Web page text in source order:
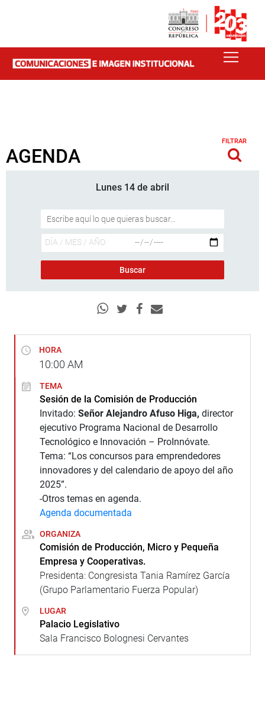
AGENDA
FILTRAR
Lunes 14 de abril
HORA
10:00 AM
TEMA
Sesión de la Comisión de Producción
Invitado: Señor Alejandro Afuso Higa, director
ejecutivo Programa Nacional de Desarrollo
Tecnológico e Innovación – ProInnóvate.
Tema: “Los concursos para emprendedores
innovadores y del calendario de apoyo del año
2025”.
-Otros temas en agenda.
Agenda documentada
ORGANIZA
Comisión de Producción, Micro y Pequeña
Empresa y Cooperativas.
Presidenta: Congresista Tania Ramírez García
(Grupo Parlamentario Fuerza Popular)
LUGAR
Palacio Legislativo
Sala Francisco Bolognesi Cervantes